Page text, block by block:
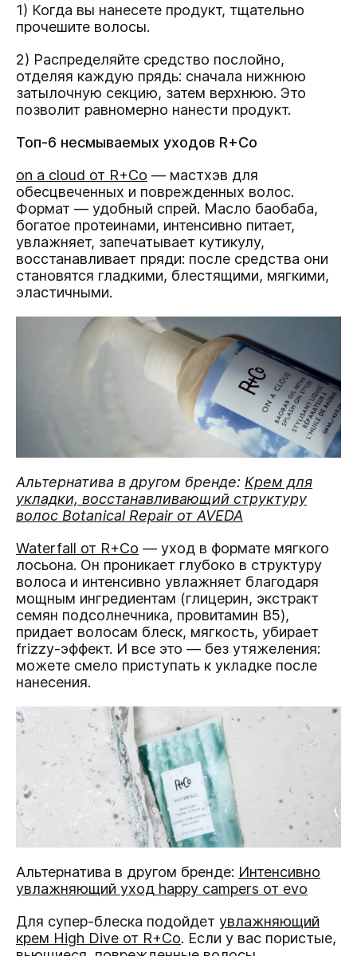
1) Когда вы нанесете продукт, тщательно
прочешите волосы.
2) Распределяйте средство послойно,
отделяя каждую прядь: сначала нижнюю
затылочную секцию, затем верхнюю. Это
позволит равномерно нанести продукт.
Топ-6 несмываемых уходов R+Co
on a cloud от R+Co — мастхэв для
обесцвеченных и поврежденных волос.
Формат — удобный спрей. Масло баобаба,
богатое протеинами, интенсивно питает,
увлажняет, запечатывает кутикулу,
восстанавливает пряди: после средства они
становятся гладкими, блестящими, мягкими,
эластичными.
Альтернатива в другом бренде: Крем для
укладки, восстанавливающий структуру
волос Botanical Repair от AVEDA
Waterfall от R+Co — уход в формате мягкого
лосьона. Он проникает глубоко в структуру
волоса и интенсивно увлажняет благодаря
мощным ингредиентам (глицерин, экстракт
семян подсолнечника, провитамин B5),
придает волосам блеск, мягкость, убирает
frizzy-эффект. И все это — без утяжеления:
можете смело приступать к укладке после
нанесения.
Альтернатива в другом бренде: Интенсивно
увлажняющий уход happy campers от evo
Для супер-блеска подойдет увлажняющий
крем High Dive от R+Co. Если у вас пористые,